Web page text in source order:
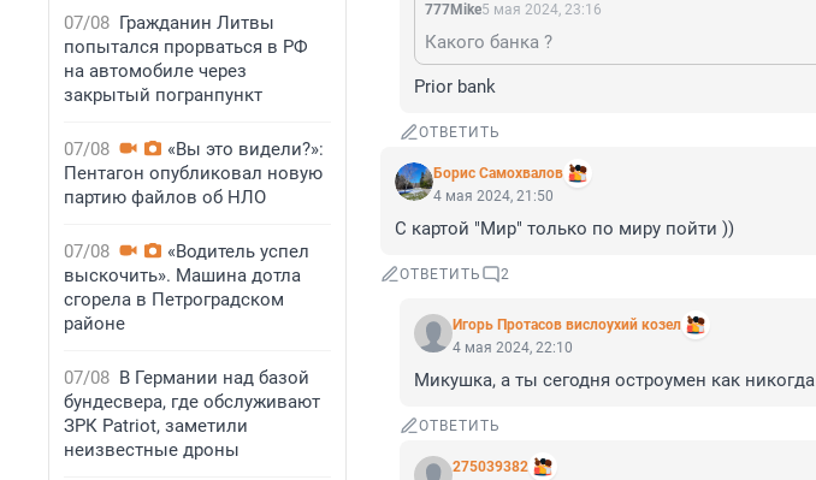
07/08 Гражданин Литвы
попытался прорваться в РФ
на автомобиле через
закрытый погранпункт
07/08
«Вы это видели?»:
Пентагон опубликовал новую
партию файлов об НЛО
07/08
«Водитель успел
выскочить». Машина дотла
сгорела в Петроградском
районе
07/08 В Германии над базой
бундесвера, где обслуживают
ЗРК Patriot, заметили
неизвестные дроны
777Mike5 мая 2024, 23:16
Какого банка ?
Prior bank
ОТВЕТИТЬ
Борис Самохвалов
4 мая 2024, 21:50
С картой "Мир" только по миру пойти ))
ОТВЕТИТЬ 2
Игoрь Прoтасoв вислоухий козел
4 мая 2024, 22:10
Микушка, а ты сегодня остроумен как никогда
ОТВЕТИТЬ
275039382